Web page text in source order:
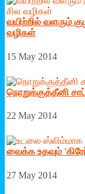
வயிற்றில்
வழிகள்
15 May 2014
நொறுக்குத்தீனி
22 May 2014
வைக்க உதவும்
27 May 2014